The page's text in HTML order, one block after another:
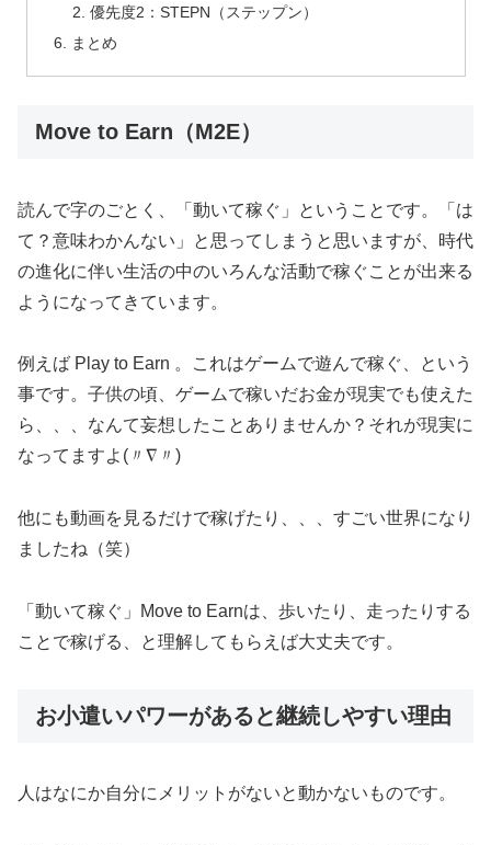
優先度2：STEPN（ステップン）
まとめ
Move to Earn（M2E）
読んで字のごとく、「動いて稼ぐ」ということです。「は
て？意味わかんない」と思ってしまうと思いますが、時代
の進化に伴い生活の中のいろんな活動で稼ぐことが出来る
ようになってきています。
例えば Play to Earn 。これはゲームで遊んで稼ぐ、という
事です。子供の頃、ゲームで稼いだお金が現実でも使えた
ら、、、なんて妄想したことありませんか？それが現実に
なってますよ(〃∇〃)
他にも動画を見るだけで稼げたり、、、すごい世界になり
ましたね（笑）
「動いて稼ぐ」Move to Earnは、歩いたり、走ったりする
ことで稼げる、と理解してもらえば大丈夫です。
お小遣いパワーがあると継続しやすい理由
人はなにか自分にメリットがないと動かないものです。